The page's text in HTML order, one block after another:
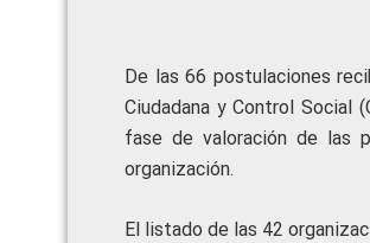
De las 66 postulaciones
Ciudadana y Control Social
fase de valoración de las
organización.
El listado de las 42